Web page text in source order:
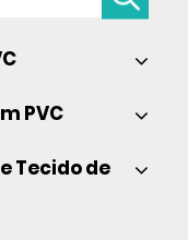
PVC
Tecido de